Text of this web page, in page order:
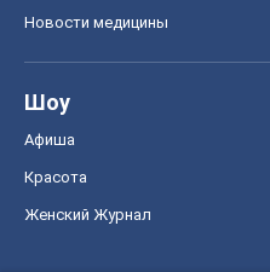
Новости медицины
Шоу
Афиша
Красота
Женский Журнал